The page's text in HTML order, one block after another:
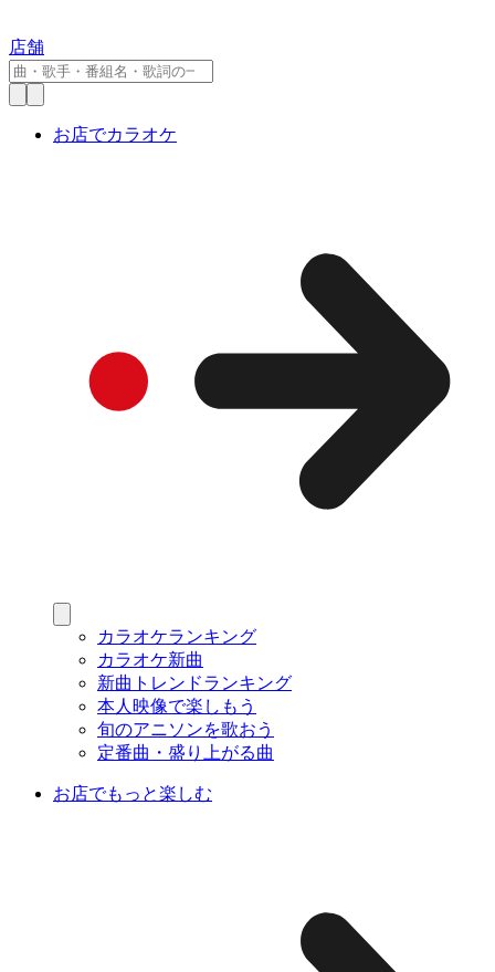
店舗
お店でカラオケ
カラオケランキング
カラオケ新曲
新曲トレンドランキング
本人映像で楽しもう
旬のアニソンを歌おう
定番曲・盛り上がる曲
お店でもっと楽しむ